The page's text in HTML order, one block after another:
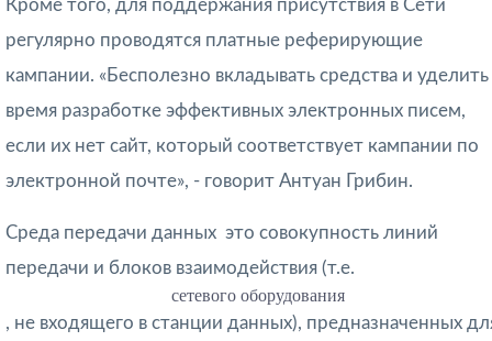
Кроме того, для поддержания присутствия в Сети
регулярно проводятся платные реферирующие
кампании. «Бесполезно вкладывать средства и уделить
время разработке эффективных электронных писем,
если их нет сайт, который соответствует кампании по
электронной почте», - говорит Антуан Грибин.
Среда передачи данных  это совокупность линий
передачи и блоков взаимодействия (т.е.
сетевого оборудования
, не входящего в станции данных), предназначенных